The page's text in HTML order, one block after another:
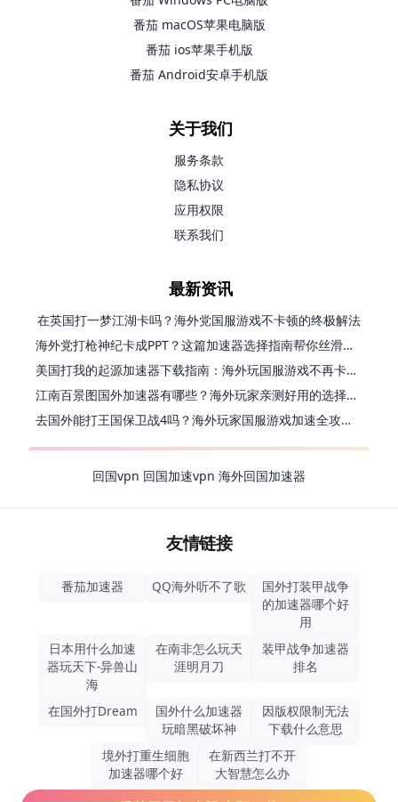
番茄 macOS苹果电脑版
番茄 ios苹果手机版
番茄 Android安卓手机版
关于我们
服务条款
隐私协议
应用权限
联系我们
最新资讯
在英国打一梦江湖卡吗？海外党国服游戏不卡顿的终极解法
海外党打枪神纪卡成PPT？这篇加速器选择指南帮你丝滑上分
美国打我的起源加速器下载指南：海外玩国服游戏不再卡的终极方案
江南百景图国外加速器有哪些？海外玩家亲测好用的选择与避坑指南
去国外能打王国保卫战4吗？海外玩家国服游戏加速全攻略（附公主连结幻想江湖实测）
回国vpn 回国加速vpn 海外回国加速器
友情链接
番茄加速器 QQ海外听不了歌
国外打装甲战争
的加速器哪个好
用
日本用什么加速
器玩天下-异兽山
海
在南非怎么玩天
涯明月刀
装甲战争加速器
排名
在国外打Dream
国外什么加速器
玩暗黑破坏神
因版权限制无法
下载什么意思
境外打重生细胞
加速器哪个好
在新西兰打不开
大智慧怎么办